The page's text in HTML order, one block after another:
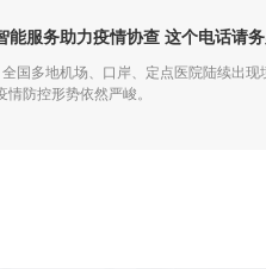
能服务助力疫情协查 这个电话请
国多地机场、口岸、定点医院陆续出
情防控形势依然严峻。